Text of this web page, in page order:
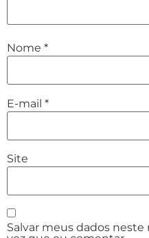
Nome *
E-mail *
Site
Salvar meus dados